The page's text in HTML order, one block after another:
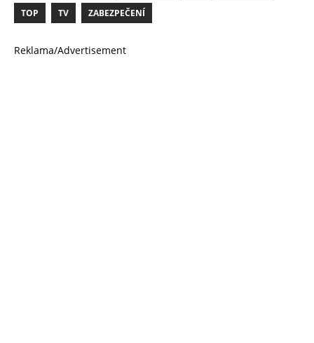
TOP TV ZABEZPEČENÍ
Reklama/Advertisement